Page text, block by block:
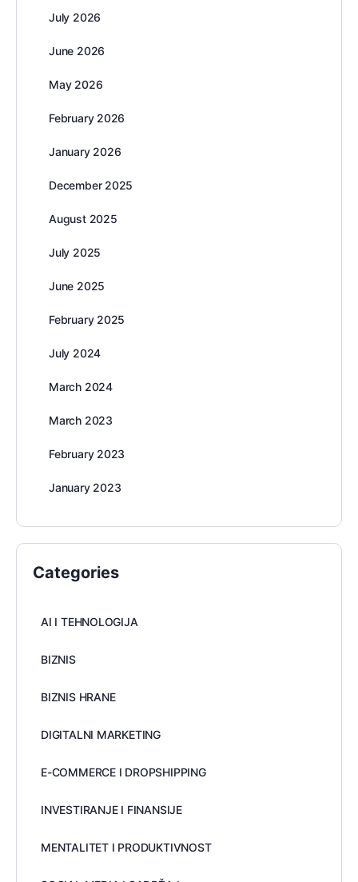
July 2026
June 2026
May 2026
February 2026
January 2026
December 2025
August 2025
July 2025
June 2025
February 2025
July 2024
March 2024
March 2023
February 2023
January 2023
Categories
AI I TEHNOLOGIJA
BIZNIS
BIZNIS HRANE
DIGITALNI MARKETING
E-COMMERCE I DROPSHIPPING
INVESTIRANJE I FINANSIJE
MENTALITET I PRODUKTIVNOST